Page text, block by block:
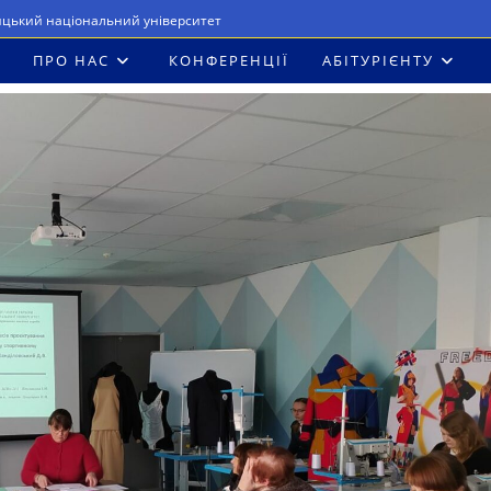
національний університет
ПРО НАС КОНФЕРЕНЦІЇ АБІТУРІЄНТУ